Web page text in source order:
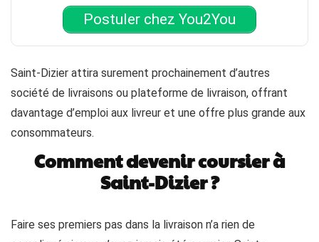
Postuler chez You2You
Saint-Dizier attira surement prochainement d’autres
société de livraisons ou plateforme de livraison, offrant
davantage d’emploi aux livreur et une offre plus grande aux
consommateurs.
Comment devenir coursier à
Saint-Dizier ?
Faire ses premiers pas dans la livraison n’a rien de